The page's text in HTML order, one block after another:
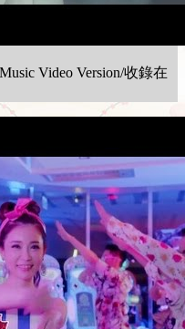
Video Version/收錄在